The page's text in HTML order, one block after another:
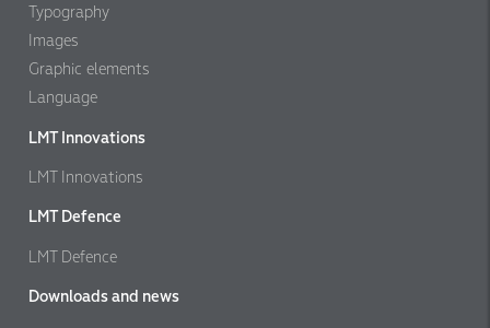
Typography
Images
Graphic elements
Language
LMT Innovations
LMT Innovations
LMT Defence
LMT Defence
Downloads and news